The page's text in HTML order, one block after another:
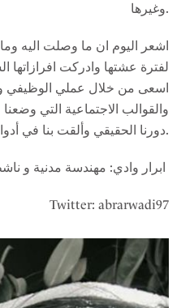
وغيرها.
اشعر اليوم ان ما وصلت اليه
لفترة عشتها وادركت افرازاتها
اسعى من خلال عملي الوظيفي
والقوالب الاجتماعية التي
دورنا الحقيقي وألقت بنا في أدوار ثانوية يراد لها الاستمرار.
Twitter: abrarwadi97